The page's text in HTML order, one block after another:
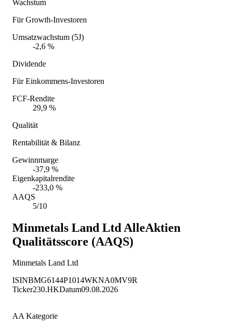
Wachstum
Für Growth-Investoren
Umsatzwachstum (5J)
-2,6 %
Dividende
Für Einkommens-Investoren
FCF-Rendite
29,9 %
Qualität
Rentabilität & Bilanz
Gewinnmarge
-37,9 %
Eigenkapitalrendite
-233,0 %
AAQS
5/10
Minmetals Land Ltd AlleAktien
Qualitätsscore (AAQS)
Minmetals Land Ltd
ISINBMG6144P1014WKNA0MV9R
Ticker230.HKDatum09.08.2026
AA Kategorie